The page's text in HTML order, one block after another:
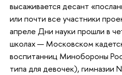
высаживается десант
или почти все участники
апреле Дни науки прошли в
школах — Московском
воспитанниц Минобороны
типа для девочек),